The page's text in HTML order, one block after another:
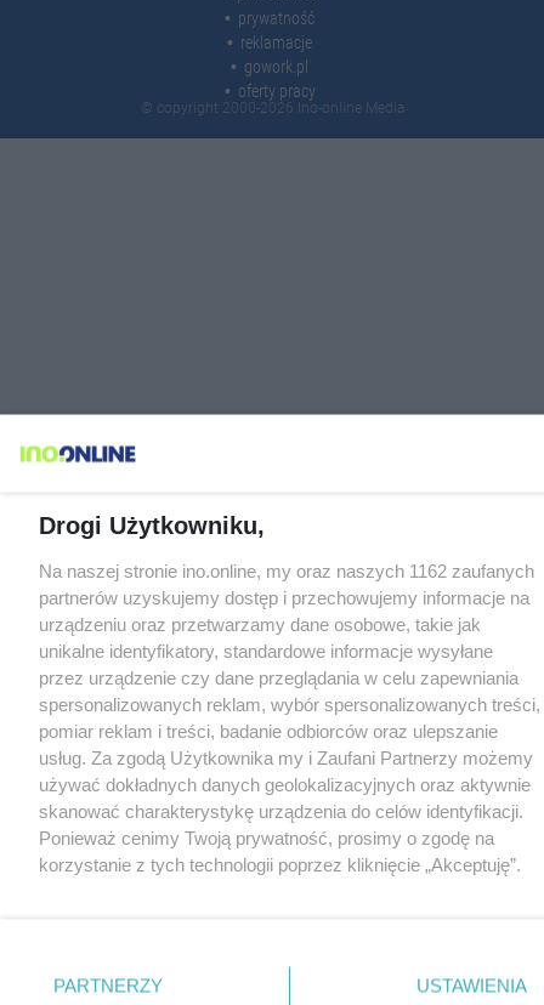
prywatność
reklamacje
gowork.pl
oferty pracy
© copyright 2000-2026 Ino-online Media
Drogi Użytkowniku,
Na naszej stronie ino.online, my oraz naszych 1162 zaufanych
partnerów uzyskujemy dostęp i przechowujemy informacje na
urządzeniu oraz przetwarzamy dane osobowe, takie jak
unikalne identyfikatory, standardowe informacje wysyłane
przez urządzenie czy dane przeglądania w celu zapewniania
spersonalizowanych reklam, wybór spersonalizowanych treści,
pomiar reklam i treści, badanie odbiorców oraz ulepszanie
usług. Za zgodą Użytkownika my i Zaufani Partnerzy możemy
używać dokładnych danych geolokalizacyjnych oraz aktywnie
skanować charakterystykę urządzenia do celów identyfikacji.
Ponieważ cenimy Twoją prywatność, prosimy o zgodę na
korzystanie z tych technologii poprzez kliknięcie „Akceptuję”.
nie wymagają zgody użytkownika, ale masz prawo sprzeciwić
się takiemu przetwarzaniu. Preferencje będą miały
PARTNERZY USTAWIENIA